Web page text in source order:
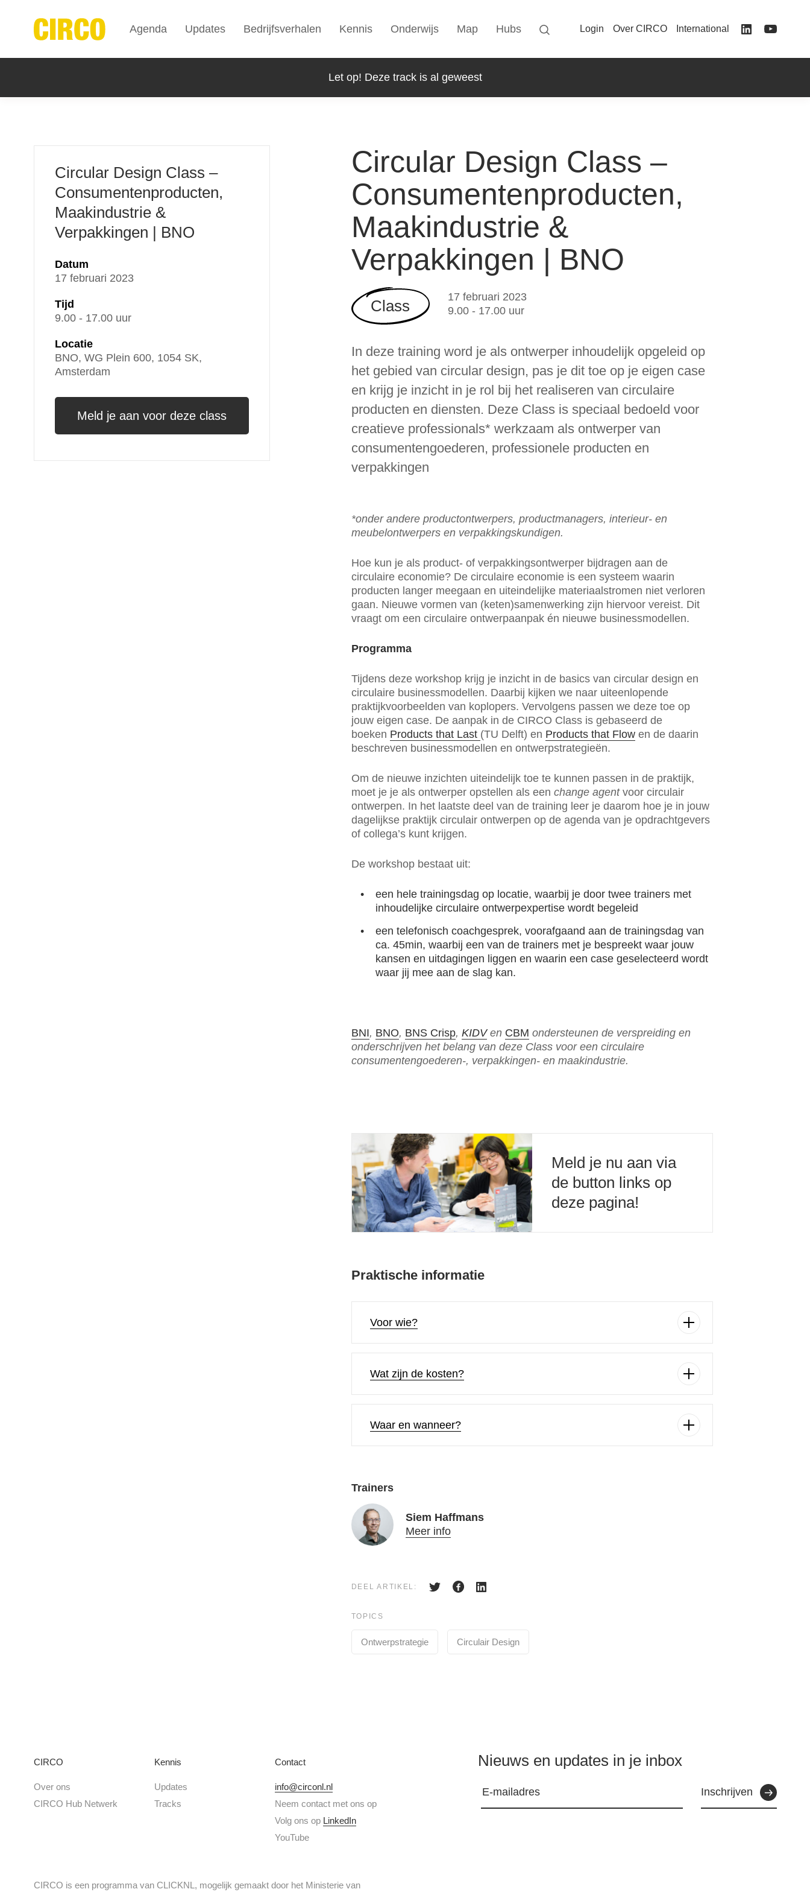
Circular Design Class –
Consumentenproducten,
Maakindustrie &
Verpakkingen | BNO
Class
17 februari 2023
9.00 - 17.00 uur
In deze training word je als ontwerper inhoudelijk opgeleid op
het gebied van circular design, pas je dit toe op je eigen case
en krijg je inzicht in je rol bij het realiseren van circulaire
producten en diensten. Deze Class is speciaal bedoeld voor
creatieve professionals* werkzaam als ontwerper van
consumentengoederen, professionele producten en
verpakkingen
*onder andere productontwerpers, productmanagers, interieur- en
meubelontwerpers en verpakkingskundigen.
Hoe kun je als product- of verpakkingsontwerper bijdragen aan de
circulaire economie? De circulaire economie is een systeem waarin
producten langer meegaan en uiteindelijke materiaalstromen niet verloren
gaan. Nieuwe vormen van (keten)samenwerking zijn hiervoor vereist. Dit
vraagt om een circulaire ontwerpaanpak én nieuwe businessmodellen.
Programma
Tijdens deze workshop krijg je inzicht in de basics van circular design en
circulaire businessmodellen. Daarbij kijken we naar uiteenlopende
praktijkvoorbeelden van koplopers. Vervolgens passen we deze toe op
jouw eigen case. De aanpak in de CIRCO Class is gebaseerd de
boeken Products that Last (TU Delft) en Products that Flowen de daarin
beschreven businessmodellen en ontwerpstrategieën.
Om de nieuwe inzichten uiteindelijk toe te kunnen passen in de praktijk,
moet je je als ontwerper opstellen als een change agentvoor circulair
ontwerpen. In het laatste deel van de training leer je daarom hoe je in jouw
dagelijkse praktijk circulair ontwerpen op de agenda van je opdrachtgevers
of collega’s kunt krijgen.
De workshop bestaat uit:
een hele trainingsdag op locatie, waarbij je door twee trainers met
inhoudelijke circulaire ontwerpexpertise wordt begeleid
een telefonisch coachgesprek, voorafgaand aan de trainingsdag van
ca. 45min, waarbij een van de trainers met je bespreekt waar jouw
kansen en uitdagingen liggen en waarin een case geselecteerd wordt
waar jij mee aan de slag kan.
BNI, BNO, BNS Crisp, KIDVen CBM ondersteunen de verspreiding en
onderschrijven het belang van deze Class voor een circulaire
consumentengoederen-, verpakkingen- en maakindustrie.
Meld je nu aan via
de button links op
deze pagina!
Praktische informatie
Voor wie?
Wat zijn de kosten?
Waar en wanneer?
Trainers
Siem Haffmans
Meer info
DEEL ARTIKEL:
TOPICS
Ontwerpstrategie Circulair Design
Circular Design Class –
Consumentenproducten,
Maakindustrie &
Verpakkingen | BNO
Datum
17 februari 2023
Tijd
9.00 - 17.00 uur
Locatie
BNO, WG Plein 600, 1054 SK,
Amsterdam
Meld je aan voor deze class
CIRCO
Over ons
CIRCO Hub Netwerk
Kennis
Updates
Tracks
Contact
info@circonl.nl
Neem contact met ons op
Volg ons op LinkedIn
YouTube
Nieuws en updates in je inbox
Inschrijven
CIRCO is een programma van CLICKNL, mogelijk gemaakt door het Ministerie van
Agenda Updates Bedrijfsverhalen Kennis Onderwijs Map Hubs Login Over CIRCO International
Let op! Deze track is al geweest